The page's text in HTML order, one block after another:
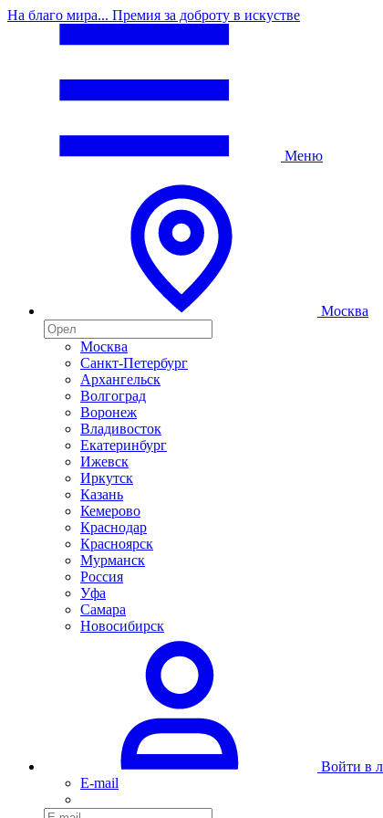
На благо мира... Премия за доброту в искустве
Меню
Москва
Москва
Санкт-Петербург
Архангельск
Волгоград
Воронеж
Владивосток
Екатеринбург
Ижевск
Иркутск
Казань
Кемерово
Краснодар
Красноярск
Мурманск
Россия
Уфа
Самара
Новосибирск
Войти в
E-mail